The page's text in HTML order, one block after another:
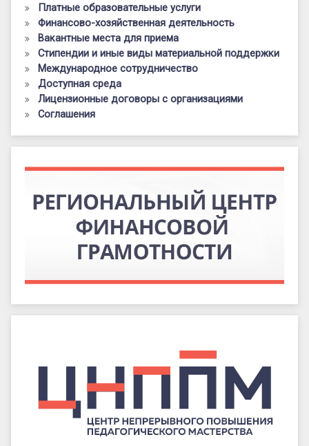
Платные образовательные услуги
Финансово-хозяйственная деятельность
Вакантные места для приема
Стипендии и иные виды материальной поддержки
Международное сотрудничество
Доступная среда
Лицензионные договоры с организациями
Соглашения